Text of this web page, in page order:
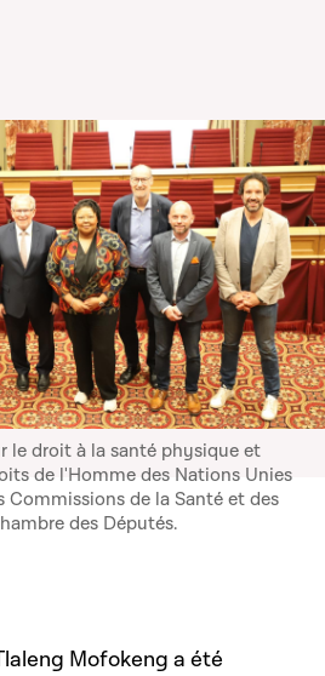
le droit à la santé physique et
de l'Homme des Nations Unies
Commissions de la Santé et des
des Députés.
Mofokeng a été